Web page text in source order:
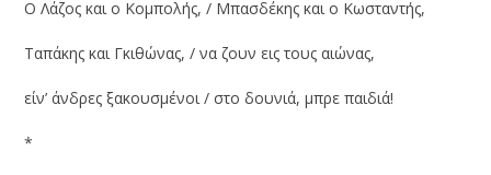
Ο Λάζος και ο Κομπολής, / Μπασδέκης και ο Κωσταντής,
Ταπάκης και Γκιθώνας, / να ζουν εις τους αιώνας,
είν’ άνδρες ξακουσμένοι / στο δουνιά, μπρε παιδιά!
*